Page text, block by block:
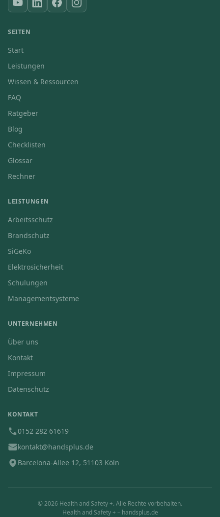
SEITEN
Start
Leistungen
Wissen & Ressourcen
FAQ
Ratgeber
Blog
Checklisten
Glossar
Rechner
LEISTUNGEN
Arbeitsschutz
Brandschutz
SiGeKo
Elektrosicherheit
Schulungen
Managementsysteme
UNTERNEHMEN
Über uns
Kontakt
Impressum
Datenschutz
KONTAKT
0152 282 61619
kontakt@handsplus.de
Barcelona-Allee 12, 51103 Köln
©2026 Health and Safety +. Alle Rechte vorbehalten.
Health and Safety + – handsplus.de